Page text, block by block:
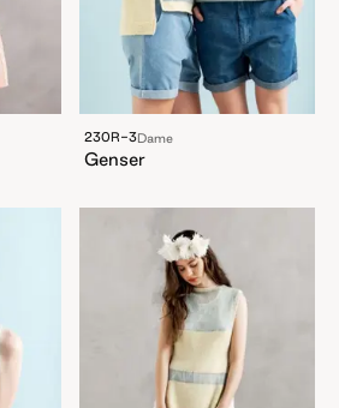
230R-3Dame
Genser